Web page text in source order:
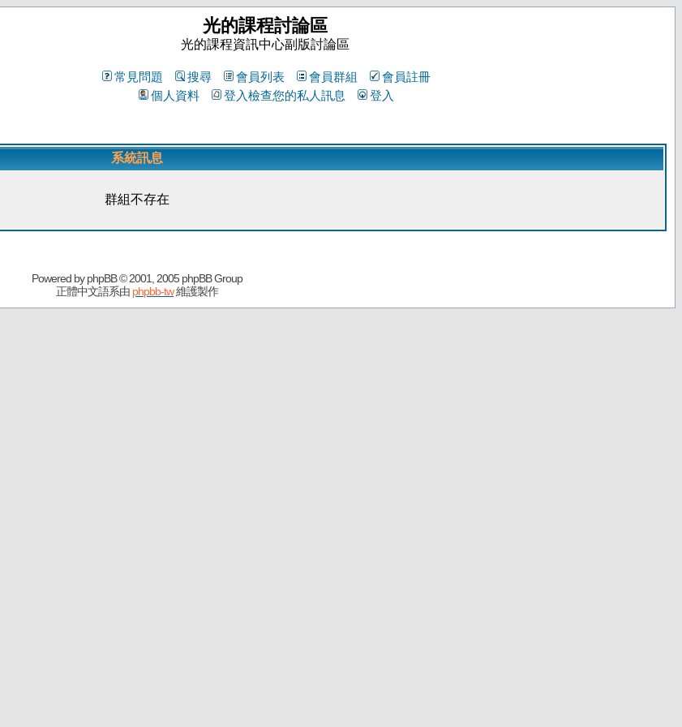
光的課程討論區
光的課程資訊中心副版討論區
常見問題 搜尋 會員列表 會員群組
會員註冊
個人資料
登入檢查您的私人訊息 登入
系統訊息
群組不存在
Powered byphpBB© 2001, 2005 phpBB Group
正體中文語系由 phpbb-tw維護製作